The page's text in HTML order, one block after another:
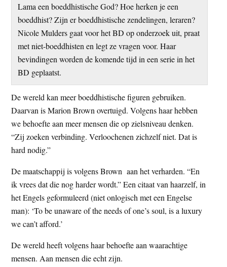
Lama een boeddhistische God? Hoe herken je een
boeddhist? Zijn er boeddhistische zendelingen, leraren?
Nicole Mulders gaat voor het BD op onderzoek uit, praat
met niet-boeddhisten en legt ze vragen voor. Haar
bevindingen worden de komende tijd in een serie in het
BD geplaatst.
De wereld kan meer boeddhistische figuren gebruiken.
Daarvan is Marion Brown overtuigd. Volgens haar hebben
we behoefte aan meer mensen die op zielsniveau denken.
“Zij zoeken verbinding. Verloochenen zichzelf niet. Dat is
hard nodig.”
De maatschappij is volgens Brown aan het verharden. “En
ik vrees dat die nog harder wordt.” Een citaat van haarzelf, in
het Engels geformuleerd (niet onlogisch met een Engelse
man): ‘To be unaware of the needs of one’s soul, is a luxury
we can’t afford.’
De wereld heeft volgens haar behoefte aan waarachtige
mensen. Aan mensen die echt zijn.